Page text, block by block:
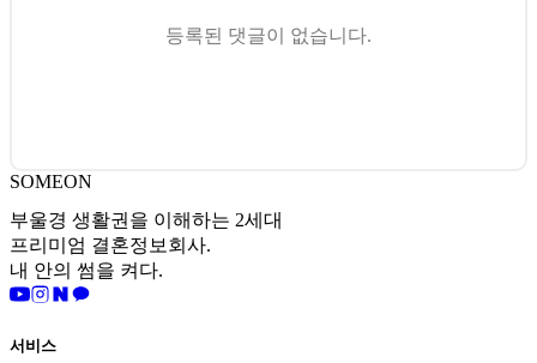
등록된 댓글이 없습니다.
SOMEON
부울경 생활권을 이해하는 2세대
프리미엄 결혼정보회사.
내 안의 썸을 켜다.
서비스